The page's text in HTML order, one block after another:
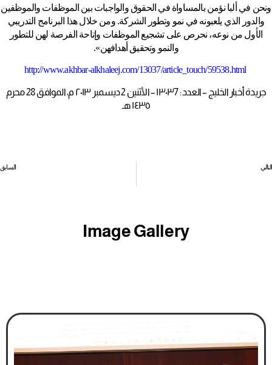
ونحن في ألبا نؤمن بالمساواة في الحقوق والواجبات بين الموظفات والموظفين
والدور الذي يلعبونه في نمو وتطور الشركة. ومن خلال هذا البرنامج التدريبي
الأول من نوعه، نحرص على تشجيع الموظفات وإتاحة الفرصة لهن للتطور
والنمو وتحقيق أهدافهن».
http://www.akhbar-alkhaleej.com/13037/article_touch/59538.html
جريدة أخبار الخليج – العدد : ١٣٠٣7 – الأثنين 2 ديسمبر ٢٠١٣ م، الموافق 28 محرم
١٤٣٥ هـ
السابق التالي
Image Gallery